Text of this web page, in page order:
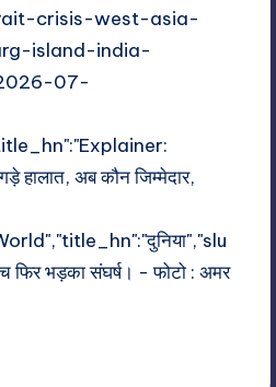
crisis-west-asia-
island-india-
07-
हालात, अब कौन जिम्मेदार,
फिर भड़का संघर्ष। - फोटो : अमर